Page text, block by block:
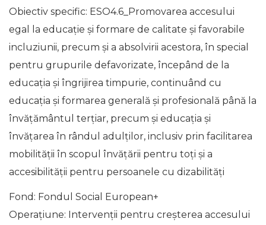
Obiectiv specific: ESO4.6_Promovarea accesului
egal la educație și formare de calitate și favorabile
incluziunii, precum și a absolvirii acestora, în special
pentru grupurile defavorizate, începând de la
educația și îngrijirea timpurie, continuând cu
educația și formarea generală și profesională până la
învățământul terțiar, precum și educația și
învățarea în rândul adulților, inclusiv prin facilitarea
mobilității în scopul învățării pentru toți și a
accesibilității pentru persoanele cu dizabilități
Fond: Fondul Social European+
Operațiune: Intervenții pentru creșterea accesului